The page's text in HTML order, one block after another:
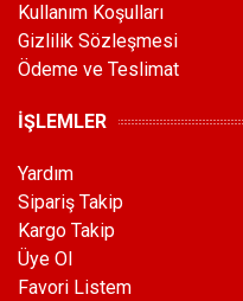
Kullanım Koşulları
Gizlilik Sözleşmesi
Ödeme ve Teslimat
İŞLEMLER
Yardım
Sipariş Takip
Kargo Takip
Üye Ol
Favori Listem